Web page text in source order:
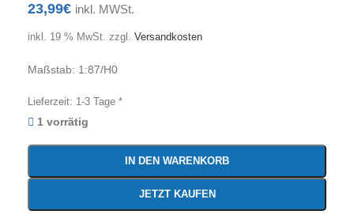
23,99€ inkl. MWSt.
inkl. 19 % MwSt. zzgl. Versandkosten
Maßstab: 1:87/H0
Lieferzeit: 1-3 Tage *
1 vorrätig
IN DEN WARENKORB
JETZT KAUFEN